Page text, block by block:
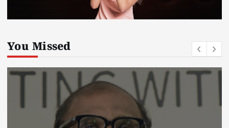
You Missed